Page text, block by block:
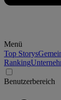
Menü
Top Storys
Ranking
Benutzerbereich